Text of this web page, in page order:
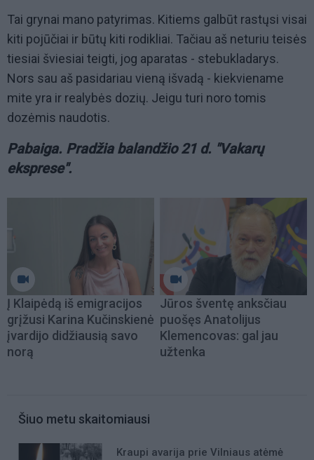
Tai grynai mano patyrimas. Kitiems galbūt rastųsi visai
kiti pojūčiai ir būtų kiti rodikliai. Tačiau aš neturiu teisės
tiesiai šviesiai teigti, jog aparatas - stebukladarys.
Nors sau aš pasidariau vieną išvadą - kiekviename
mite yra ir realybės dozių. Jeigu turi noro tomis
dozėmis naudotis.
Pabaiga. Pradžia balandžio 21 d. "Vakarų
eksprese".
Į Klaipėdą iš emigracijos
grįžusi Karina Kučinskienė
įvardijo didžiausią savo
norą
Jūros šventę anksčiau
puošęs Anatolijus
Klemencovas: gal jau
užtenka
Šiuo metu skaitomiausi
Kraupi avarija prie Vilniaus atėmė